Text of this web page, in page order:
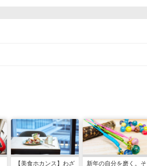
【美食ホカンス】わざ 新年の自分を磨く。そ